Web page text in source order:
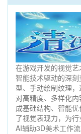
在游戏开发的视觉
智能技术驱动的深
型、手动绘制纹理
对高精度、多样化
成基础结构、智能
了视觉表现力，为
AI辅助3D美术工作